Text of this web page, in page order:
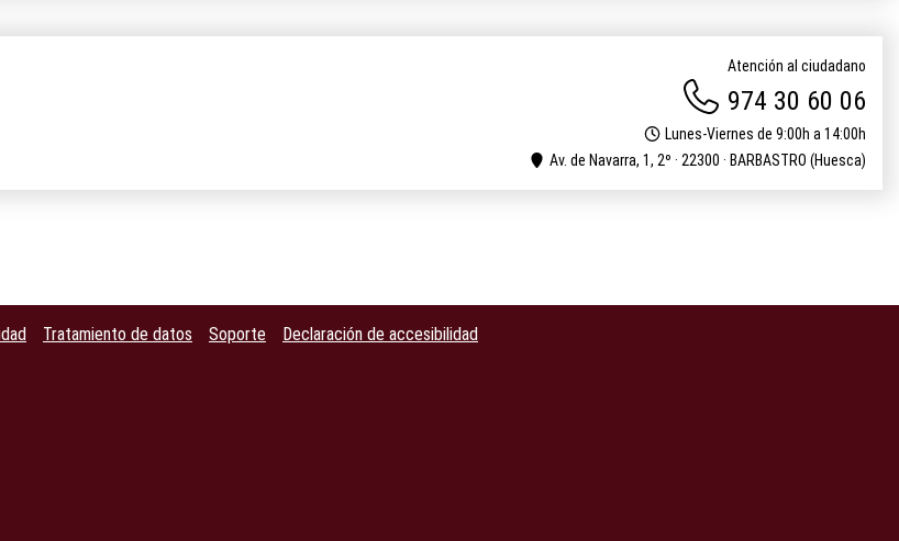
Atención al ciudadano
974 30 60 06
Lunes-Viernes de 9:00h a 14:00h
Av. de Navarra, 1, 2º · 22300 · BARBASTRO (Huesca)
Tratamiento de datos Soporte Declaración de accesibilidad